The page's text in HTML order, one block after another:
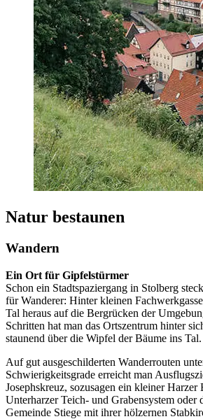
Natur bestaunen
Wandern
Ein Ort für Gipfelstürmer
Schon ein Stadtspaziergang in Stolberg
für Wanderer: Hinter kleinen
Tal heraus auf die Bergrücken der
Schritten hat man das Ortszentrum hinter
staunend über die Wipfel der Bäume ins Tal.
Auf gut ausgeschilderten Wanderrouten
Schwierigkeitsgrade erreicht man
Josephskreuz, sozusagen ein kleiner Harzer
Unterharzer Teich- und Grabensystem oder
Gemeinde Stiege mit ihrer hölzernen